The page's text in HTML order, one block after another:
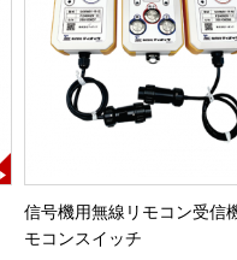
信号機用無線リモコン受信
モコンスイッチ